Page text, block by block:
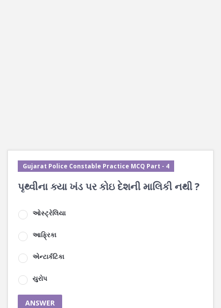
Gujarat Police Constable Practice MCQ Part - 4
પૃથ્વીના ક્યા ખંડ પર કોઇ દેશની માલિકી નથી ?
ઓસ્ટ્રેલિયા
આફ્રિકા
એન્ટાર્કટિકા
યુરોપ
ANSWER